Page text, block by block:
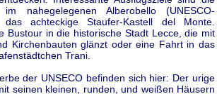
nahegelegenen Alberobello (UNESCO-
achteckige Staufer-Kastell del Monte.
Bustour in die historische Stadt Lecce, die mit
Kirchenbauten glänzt oder eine Fahrt in das
Trani.
der UNSECO befinden sich hier: Der urige
seinen kleinen, runden, und weißen Häusern